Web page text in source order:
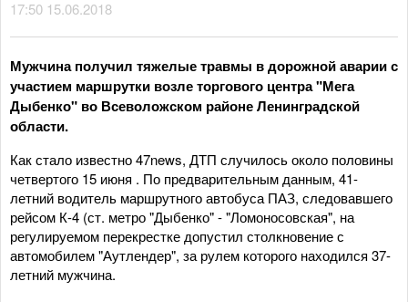
17:50 15.06.2018
Мужчина получил тяжелые травмы в дорожной аварии с
участием маршрутки возле торгового центра "Мега
Дыбенко" во Всеволожском районе Ленинградской
области.
Как стало известно 47news, ДТП случилось около половины
четвертого 15 июня . По предварительным данным, 41-
летний водитель маршрутного автобуса ПАЗ, следовавшего
рейсом К-4 (ст. метро "Дыбенко" - "Ломоносовская", на
регулируемом перекрестке допустил столкновение с
автомобилем "Аутлендер", за рулем которого находился 37-
летний мужчина.